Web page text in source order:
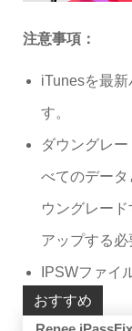
注意事項：
iTunesを最
す。
ダウングレ
べてのデー
ウングレー
アップする必
IPSWファイ
おすすめ